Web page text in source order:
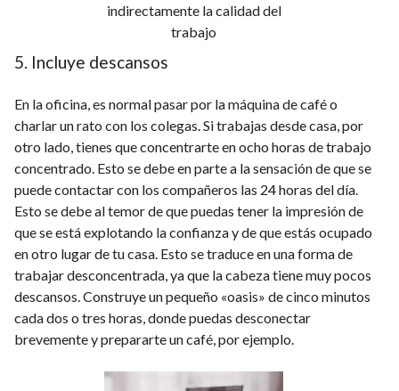
indirectamente la calidad del
trabajo
5. Incluye descansos
En la oficina, es normal pasar por la máquina de café o
charlar un rato con los colegas. Si trabajas desde casa, por
otro lado, tienes que concentrarte en ocho horas de trabajo
concentrado. Esto se debe en parte a la sensación de que se
puede contactar con los compañeros las 24 horas del día.
Esto se debe al temor de que puedas tener la impresión de
que se está explotando la confianza y de que estás ocupado
en otro lugar de tu casa. Esto se traduce en una forma de
trabajar desconcentrada, ya que la cabeza tiene muy pocos
descansos. Construye un pequeño «oasis» de cinco minutos
cada dos o tres horas, donde puedas desconectar
brevemente y prepararte un café, por ejemplo.